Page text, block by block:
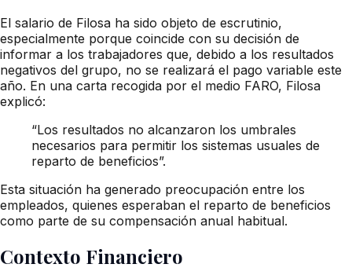
El salario de Filosa ha sido objeto de escrutinio,
especialmente porque coincide con su decisión de
informar a los trabajadores que, debido a los resultados
negativos del grupo, no se realizará el pago variable este
año. En una carta recogida por el medio FARO, Filosa
explicó:
“Los resultados no alcanzaron los umbrales
necesarios para permitir los sistemas usuales de
reparto de beneficios”.
Esta situación ha generado preocupación entre los
empleados, quienes esperaban el reparto de beneficios
como parte de su compensación anual habitual.
Contexto Financiero